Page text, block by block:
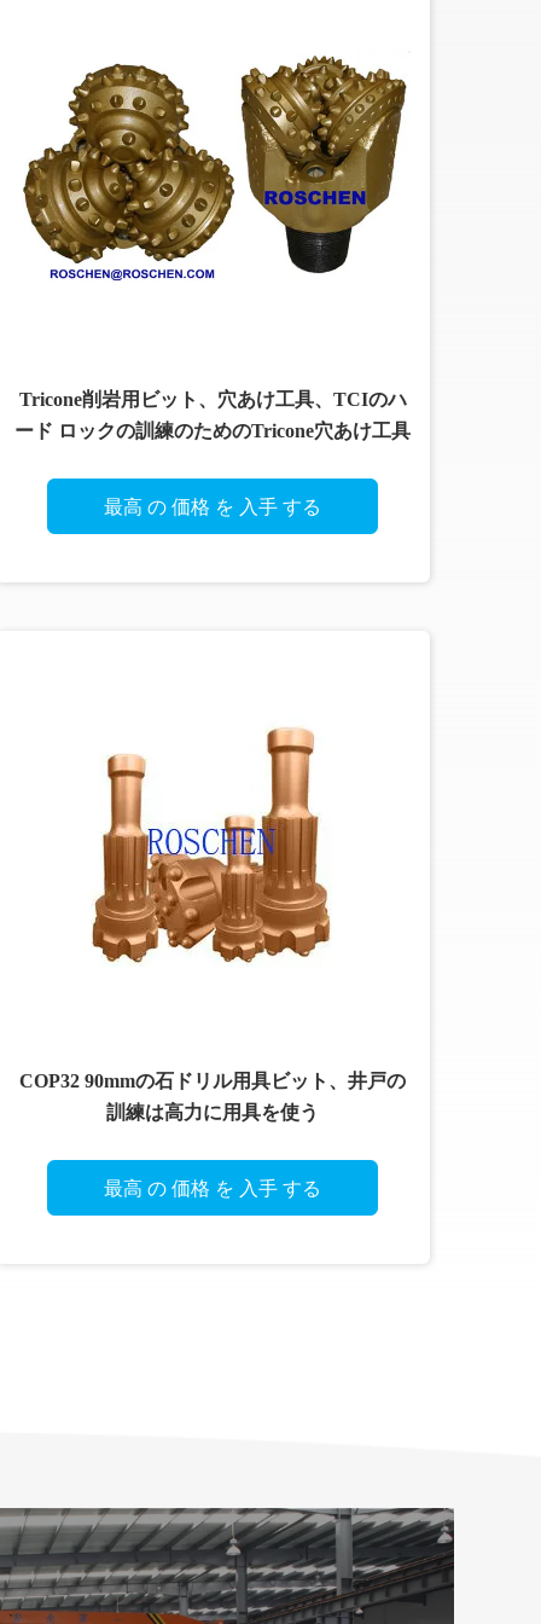
Tricone削岩用ビット、穴あけ工具、TCIのハ
ード ロックの訓練のためのTricone穴あけ工具
最高 の 価格 を 入手 する
COP32 90mmの石ドリル用具ビット、井戸の
訓練は高力に用具を使う
最高 の 価格 を 入手 する